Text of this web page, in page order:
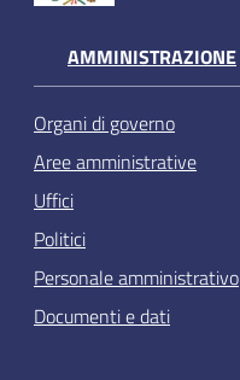
AMMINISTRAZIONE
Organi di governo
Aree amministrative
Uffici
Politici
Personale amministrativo
Documenti e dati